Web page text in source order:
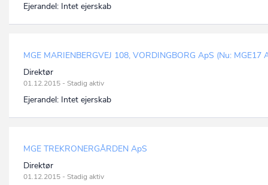
Ejerandel: Intet ejerskab
MGE MARIENBERGVEJ 108, VORDINGBORG ApS (Nu: MGE17
Direktør
01.12.2015 - Stadig aktiv
Ejerandel: Intet ejerskab
MGE TREKRONERGÅRDEN ApS
Direktør
01.12.2015 - Stadig aktiv